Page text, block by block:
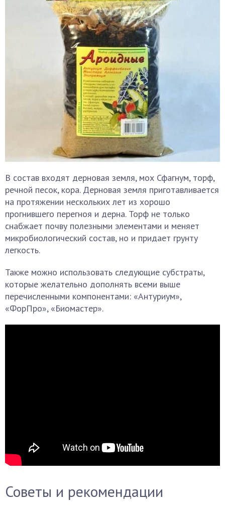
В состав входят дерновая земля, мох Сфагнум, торф,
речной песок, кора. Дерновая земля приготавливается
на протяжении нескольких лет из хорошо
прогнившего перегноя и дерна. Торф не только
снабжает почву полезными элементами и меняет
микробиологический состав, но и придает грунту
легкость.
Также можно использовать следующие субстраты,
которые желательно дополнять всеми выше
перечисленными компонентами: «Антуриум»,
«ФорПро», «Биомастер».
Советы и рекомендации